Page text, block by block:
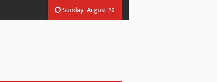
முன்ன பின்ன பேப்பர் படிச்சிருந்தா.. உதயநிதிக்கு விஜய்
Sunday, August 26